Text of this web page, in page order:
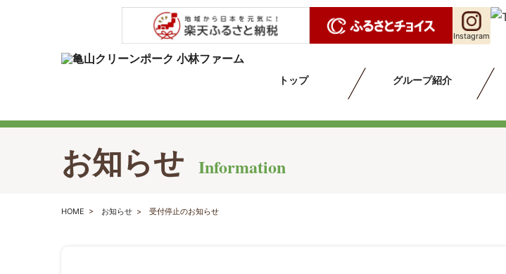
Instagram
トップ グループ紹介
お知らせ Information
HOME > お知らせ > 受付停止のお知らせ